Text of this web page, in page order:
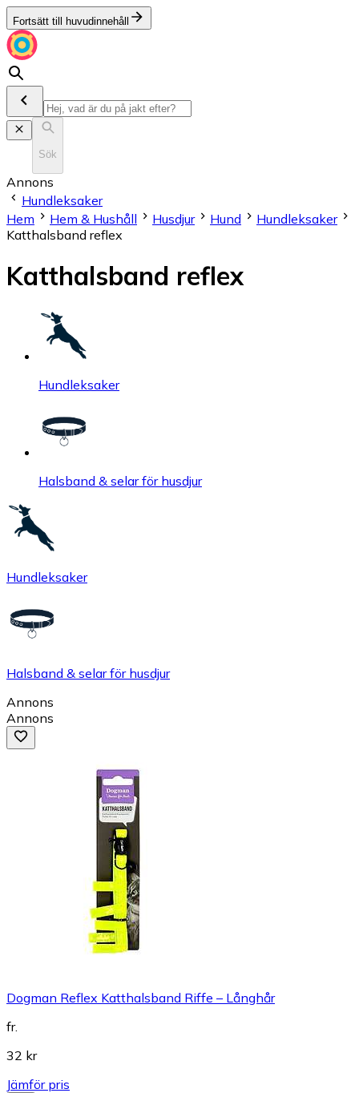
Fortsätt till huvudinnehåll
Sök
Annons
Hundleksaker
Hem
Hem & Hushåll Husdjur Hund
Hundleksaker
Katthalsband reflex
Katthalsband reflex
Hundleksaker
Halsband & selar för husdjur
Hundleksaker
Halsband & selar för husdjur
Annons
Annons
Dogman Reflex Katthalsband Riffe – Långhår
fr.
32 kr
Jämför pris